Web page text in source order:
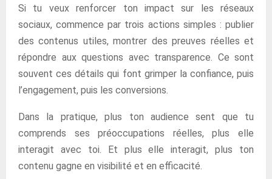
Si tu veux renforcer ton impact sur les réseaux
sociaux, commence par trois actions simples : publier
des contenus utiles, montrer des preuves réelles et
répondre aux questions avec transparence. Ce sont
souvent ces détails qui font grimper la confiance, puis
l’engagement, puis les conversions.
Dans la pratique, plus ton audience sent que tu
comprends ses préoccupations réelles, plus elle
interagit avec toi. Et plus elle interagit, plus ton
contenu gagne en visibilité et en efficacité.